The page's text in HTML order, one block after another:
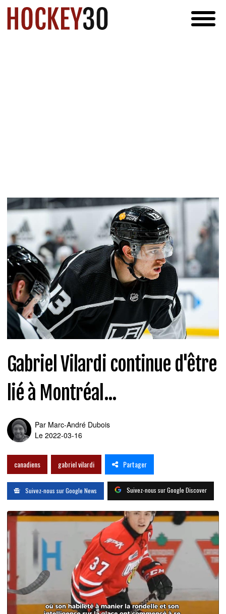
Gabriel Vilardi continue d'être
lié à Montréal...
Par Marc-André Dubois
Le 2022-03-16
canadiens gabriel vilardi Partager
Suivez-nous sur Google News Suivez-nous sur Google Discover